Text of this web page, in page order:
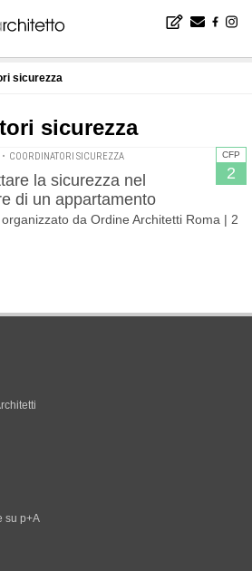
sicurezza
sicurezza
CFP
2
• COORDINATORI SICUREZZA
la sicurezza nel
di un appartamento
da Ordine Architetti Roma | 2
su p+A